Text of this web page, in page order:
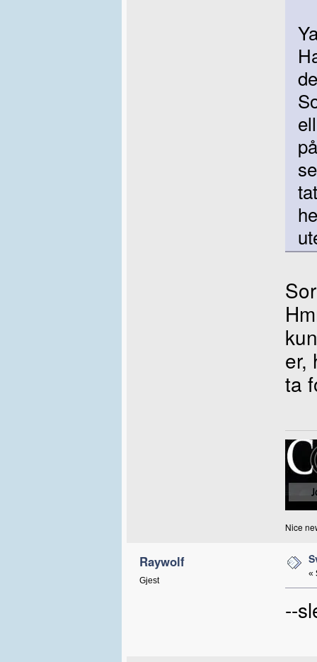
er,
ta
Nice
Raywolf
Gjest
«
--